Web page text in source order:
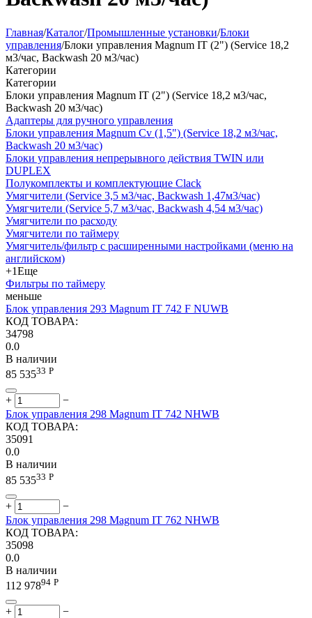
Главная/Каталог/Промышленные установки/Блоки
управления/Блоки управления Magnum IT (2") (Service 18,2
м3/час, Backwash 20 м3/час)
Категории
Категории
Блоки управления Magnum IT (2") (Service 18,2 м3/час,
Backwash 20 м3/час)
Адаптеры для ручного управления
Блоки управления Magnum Cv (1,5") (Service 18,2 м3/час,
Backwash 20 м3/час)
Блоки управления непрерывного действия TWIN или
DUPLEX
Полукомплекты и комплектующие Clack
Умягчители (Service 3,5 м3/час, Backwash 1,47м3/час)
Умягчители (Service 5,7 м3/час, Backwash 4,54 м3/час)
Умягчители по расходу
Умягчители по таймеру
Умягчитель/фильтр с расширенными настройками (меню на
английском)
+1Еще
Фильтры по таймеру
меньше
Блок управления 293 Magnum IT 742 F NUWB
КОД ТОВАРА:
34798
0.0
В наличии
85 53533 Р
+
−
Блок управления 298 Magnum IT 742 NHWB
КОД ТОВАРА:
35091
0.0
В наличии
85 53533 Р
+
−
Блок управления 298 Magnum IT 762 NHWB
КОД ТОВАРА:
35098
0.0
В наличии
112 97894 Р
+
−